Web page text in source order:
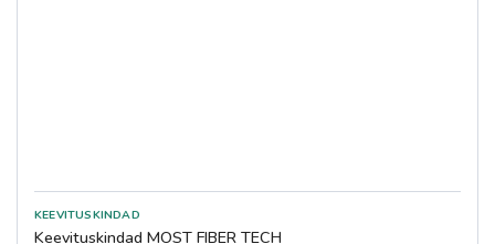
Keevituskindad MOST FIBER TECH